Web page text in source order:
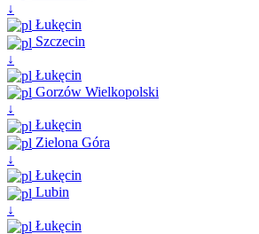
↓
Łukęcin
Szczecin
↓
Łukęcin
Gorzów Wielkopolski
↓
Łukęcin
Zielona Góra
↓
Łukęcin
Lubin
↓
Łukęcin